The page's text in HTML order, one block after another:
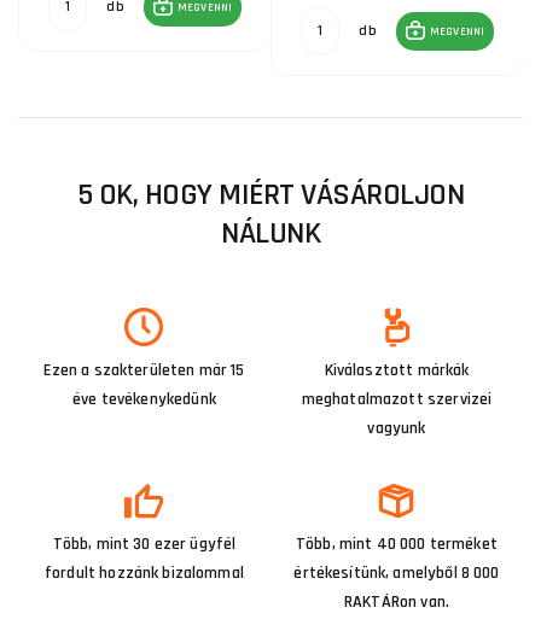
db MEGVENNI
db MEGVENNI
5 OK, HOGY MIÉRT VÁSÁROLJON
NÁLUNK
Ezen a szakterületen már 15
éve tevékenykedünk
Kiválasztott márkák
meghatalmazott szervizei
vagyunk
Több, mint 30 ezer ügyfél
fordult hozzánk bizalommal
Több, mint 40 000 terméket
értékesítünk, amelyből 8 000
RAKTÁRon van.